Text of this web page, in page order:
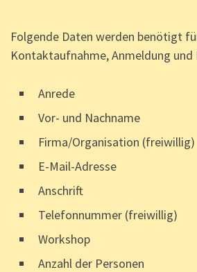
Folgende Daten werden benötigt
Kontaktaufnahme, Anmeldung und
Anrede
Vor- und Nachname
Firma/Organisation (freiwillig)
E-Mail-Adresse
Anschrift
Telefonnummer (freiwillig)
Workshop
Anzahl der Personen